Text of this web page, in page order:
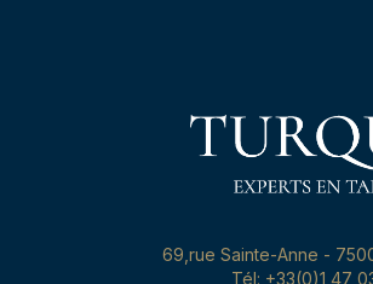
69,rue Sainte-Anne -
Tél: +33(0)1 47